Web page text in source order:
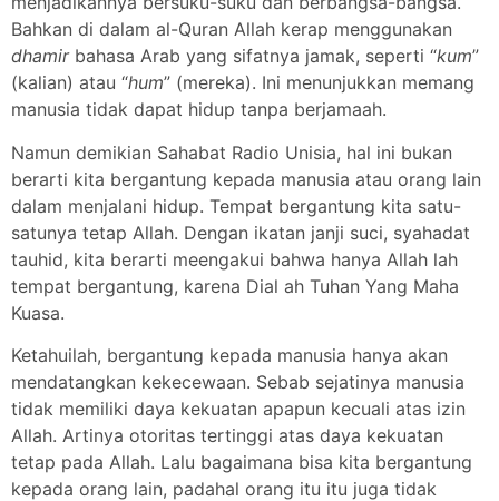
Bahkan di dalam al-Quran Allah kerap menggunakan
dhamirbahasa Arab yang sifatnya jamak, seperti “kum”
(kalian) atau “hum” (mereka). Ini menunjukkan memang
manusia tidak dapat hidup tanpa berjamaah.
Namun demikian Sahabat Radio Unisia, hal ini bukan
berarti kita bergantung kepada manusia atau orang lain
dalam menjalani hidup. Tempat bergantung kita satu-
satunya tetap Allah. Dengan ikatan janji suci, syahadat
tauhid, kita berarti meengakui bahwa hanya Allah lah
tempat bergantung, karena Dial ah Tuhan Yang Maha
Kuasa.
Ketahuilah, bergantung kepada manusia hanya akan
mendatangkan kekecewaan. Sebab sejatinya manusia
tidak memiliki daya kekuatan apapun kecuali atas izin
Allah. Artinya otoritas tertinggi atas daya kekuatan
tetap pada Allah. Lalu bagaimana bisa kita bergantung
kepada orang lain, padahal orang itu itu juga tidak